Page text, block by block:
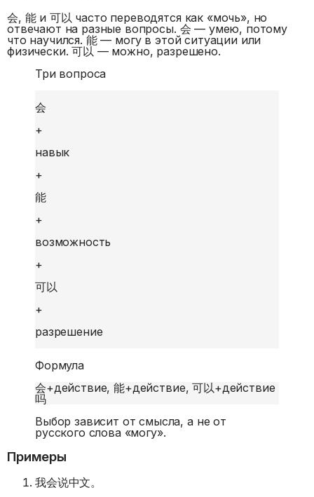
会, 能 и 可以 часто переводятся как «мочь», но
отвечают на разные вопросы. 会 — умею, потому
что научился. 能 — могу в этой ситуации или
физически. 可以 — можно, разрешено.
Три вопроса
会
+
навык
+
能
+
возможность
+
可以
+
разрешение
Формула
会+действие, 能+действие, 可以+действие
吗
Выбор зависит от смысла, а не от
русского слова «могу».
Примеры
我会说中文。